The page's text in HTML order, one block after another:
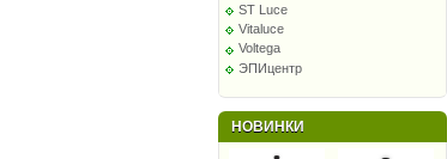
ST Luce
Vitaluce
Voltega
ЭПИцентр
НОВИНКИ